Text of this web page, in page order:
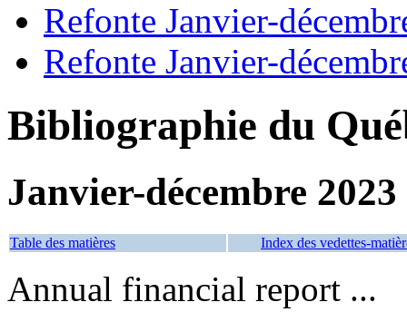
Refonte Janvier-
Refonte Janvier-
Bibliographie du
Janvier-décembre 2023
Table des matières Index des vedettes-
Annual financial report ...